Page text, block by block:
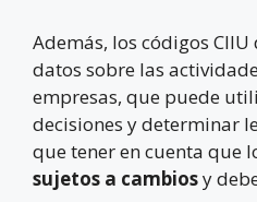
Además, los códigos CIIU
datos sobre las
empresas, que puede
decisiones y determinar
que tener en cuenta que
sujetos a cambiosy